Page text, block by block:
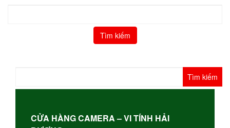
cho:
cho:
CỬA HÀNG CAMERA – VI TÍNH HẢI